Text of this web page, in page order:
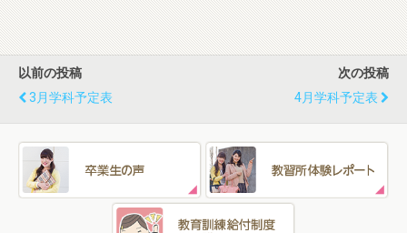
以前の投稿
3月学科予定表
次の投稿
4月学科予定表